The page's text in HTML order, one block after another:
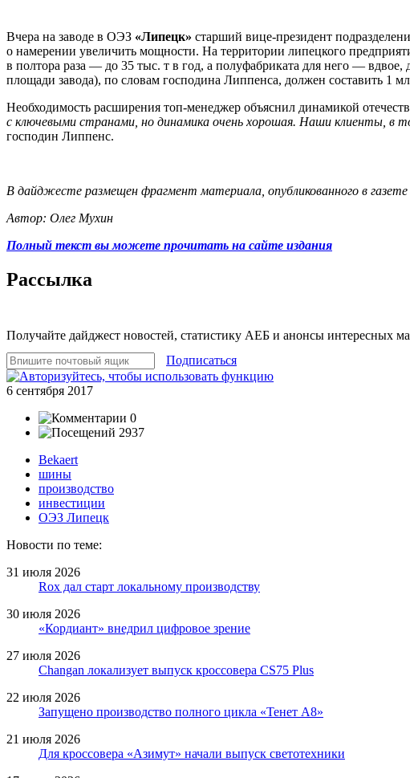
Вчера на заводе в ОЭЗ «Липецк» старший вице-президент
о намерении увеличить мощности. На территории липецкого
в полтора раза — до 35 тыс. т в год, а полуфабриката для него —
площади завода), по словам господина Липпенса, должен составить 1
Необходимость расширения топ-менеджер объяснил динамикой
с ключевыми странами, но динамика очень хорошая. Наши клиенты, в
господин Липпенс.
В дайджесте размещен фрагмент материала, опубликованного в
Автор: Олег Мухин
Полный текст вы можете прочитать на сайте издания
Рассылка
Получайте дайджест новостей, статистику АЕБ и анонсы интересных
Подписаться
6 сентября 2017
0
2937
Bekaert
шины
производство
инвестиции
ОЭЗ Липецк
Новости по теме:
31 июля 2026
Rox дал старт локальному производству
30 июля 2026
«Кордиант» внедрил цифровое зрение
27 июля 2026
Changan локализует выпуск кроссовера CS75 Plus
22 июля 2026
Запущено производство полного цикла «Тенет A8»
21 июля 2026
Для кроссовера «Азимут» начали выпуск светотехники